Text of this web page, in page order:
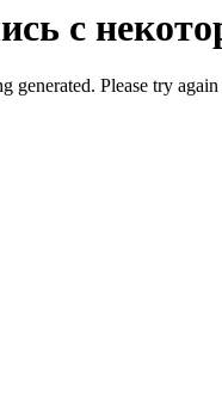
с
generated. Please try again